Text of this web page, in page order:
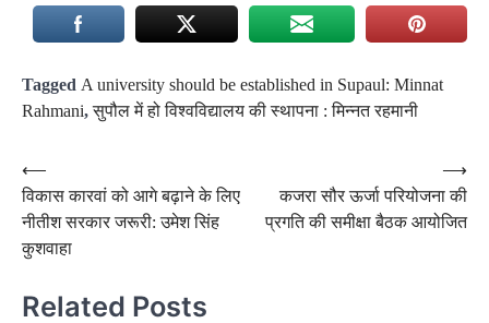
Tagged A university should be established in Supaul: Minnat
Rahmani,सुपौल में हो विश्वविद्यालय की स्थापना : मिन्नत रहमानी
Post
navigation
⟵
विकास कारवां को आगे बढ़ाने के लिए
नीतीश सरकार जरूरी: उमेश सिंह
कुशवाहा
कजरा सौर ऊर्जा परियोजना की
प्रगति की समीक्षा बैठक आयोजित
⟶
Related Posts